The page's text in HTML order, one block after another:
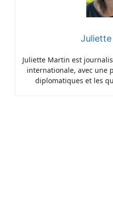
Juliette Martin est
internationale, avec une
diplomatiques et les